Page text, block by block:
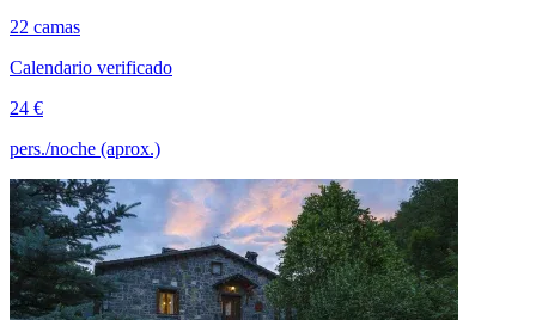
22 camas
Calendario verificado
24 €
pers./noche (aprox.)